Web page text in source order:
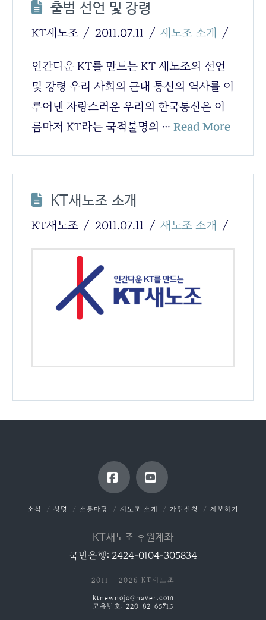
출범 선언 및 강령
KT새노조 2011.07.11 새노조 소개
인간다운 KT를 만드는 KT 새노조의 선언
및 강령 우리 사회의 근대 통신의 역사를 이
루어낸 자랑스러운 우리의 한국통신은 이
름마저 KT라는 국적불명의 …Read More
KT새노조 소개
KT새노조 2011.07.11 새노조 소개
FacebookYouTube
소식 성명 소통마당 새노조 소개 가입신청 제보하기
KT새노조 후원계좌
국민은행: 2424-0104-305834
2011 - 2026 KT새노조
ktnewnojo@naver.com
고유번호: 220-82-65715